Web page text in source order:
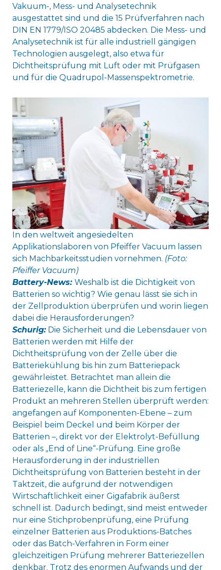
Vakuum-, Mess- und Analysetechnik
ausgestattet sind und die 15 Prüfverfahren nach
DIN EN 1779/ISO 20485 abdecken. Die Mess- und
Analysetechnik ist für alle industriell gängigen
Technologien ausgelegt, also etwa für
Dichtheitsprüfung mit Luft oder mit Prüfgasen
und für die Quadrupol-Massenspektrometrie.
In den weltweit angesiedelten
Applikationslaboren von Pfeiffer Vacuum lassen
sich Machbarkeitsstudien vornehmen. (Foto:
Pfeiffer Vacuum)
Battery-News: Weshalb ist die Dichtigkeit von
Batterien so wichtig? Wie genau lässt sie sich in
der Zellproduktion überprüfen und worin liegen
dabei die Herausforderungen?
Schurig:Die Sicherheit und die Lebensdauer von
Batterien werden mit Hilfe der
Dichtheitsprüfung von der Zelle über die
Batteriekühlung bis hin zum Batteriepack
gewährleistet. Betrachtet man allein die
Batteriezelle, kann die Dichtheit bis zum fertigen
Produkt an mehreren Stellen überprüft werden:
angefangen auf Komponenten-Ebene – zum
Beispiel beim Deckel und beim Körper der
Batterien –, direkt vor der Elektrolyt-Befüllung
oder als „End of Line“-Prüfung. Eine große
Herausforderung in der industriellen
Dichtheitsprüfung von Batterien besteht in der
Taktzeit, die aufgrund der notwendigen
Wirtschaftlichkeit einer Gigafabrik äußerst
schnell ist. Dadurch bedingt, sind meist entweder
nur eine Stichprobenprüfung, eine Prüfung
einzelner Batterien aus Produktions-Batches
oder das Batch-Verfahren in Form einer
gleichzeitigen Prüfung mehrerer Batteriezellen
denkbar. Trotz des enormen Aufwands und der